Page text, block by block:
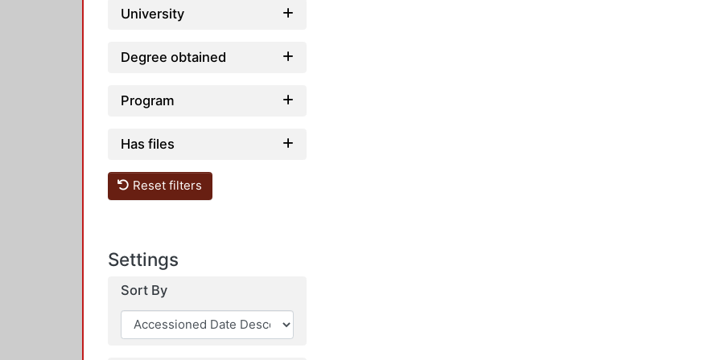
University
Degree obtained
Program
Has files
Reset filters
Settings
Sort By